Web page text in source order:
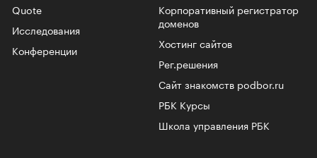
Корпоративный регистратор
доменов
Хостинг сайтов
Рег.решения
Сайт знакомств podbor.ru
РБК Курсы
Школа управления РБК
Quote
Исследования
Конференции